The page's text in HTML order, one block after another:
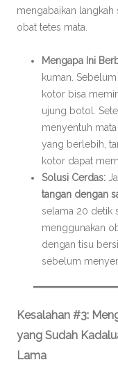
mengabaikan langkah
obat tetes mata.
Mengapa Ini
kuman.
kotor bisa
ujung botol.
menyentuh
yang berlebih,
kotor dapat
Solusi Cerdas:
tangan dengan
selama 20 detik
menggunakan
dengan tisu
sebelum
Kesalahan #3:
yang Sudah
Lama